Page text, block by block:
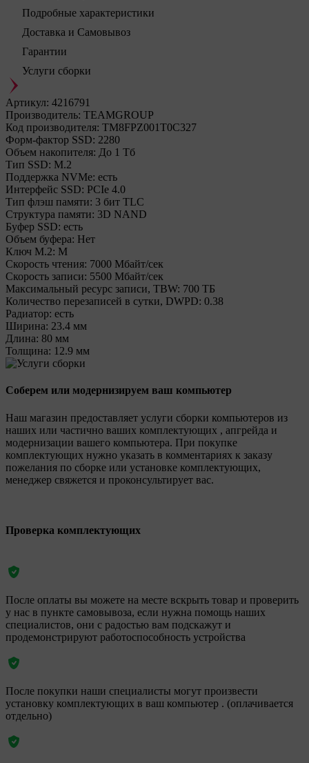
Подробные характеристики
Доставка и Самовывоз
Гарантии
Услуги сборки
Артикул: 4216791
Производитель: TEAMGROUP
Код производителя: TM8FPZ001T0C327
Форм-фактор SSD: 2280
Объем накопителя: До 1 Тб
Тип SSD: М.2
Поддержка NVMe: есть
Интерфейс SSD: PCIe 4.0
Тип флэш памяти: 3 бит TLC
Структура памяти: 3D NAND
Буфер SSD: есть
Объем буфера: Нет
Ключ M.2: M
Cкорость чтения: 7000 Мбайт/сек
Cкорость записи: 5500 Мбайт/сек
Максимальный ресурс записи, TBW: 700 ТБ
Количество перезаписей в сутки, DWPD: 0.38
Радиатор: есть
Ширина: 23.4 мм
Длина: 80 мм
Толщина: 12.9 мм
Соберем или модернизируем ваш компьютер
Наш магазин предоставляет услуги сборки компьютеров из
наших или частично ваших комплектующих , апгрейда и
модернизации вашего компьютера. При покупке
комплектующих нужно указать в комментариях к заказу
пожелания по сборке или установке комплектующих,
менеджер свяжется и проконсультирует вас.
Проверка комплектующих
После оплаты вы можете на месте вскрыть товар и проверить
у нас в пункте самовывоза, если нужна помощь наших
специалистов, они с радостью вам подскажут и
продемонстрируют работоспособность устройства
После покупки наши специалисты могут произвести
установку комплектующих в ваш компьютер . (оплачивается
отдельно)